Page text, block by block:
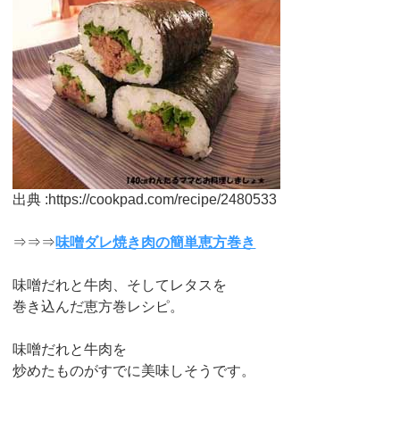
出典 :https://cookpad.com/recipe/2480533
⇒⇒⇒味噌ダレ焼き肉の簡単恵方巻き
味噌だれと牛肉、そしてレタスを
巻き込んだ恵方巻レシピ。
味噌だれと牛肉を
炒めたものがすでに美味しそうです。